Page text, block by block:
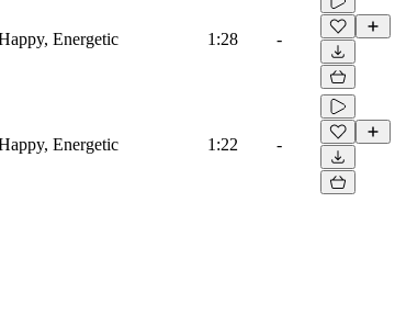
Energetic 1:28 -
Energetic 1:22 -